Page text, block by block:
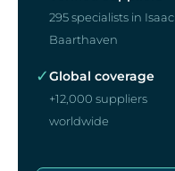
295 specialists in Isaac
Baarthaven
✓Global coverage
+12,000 suppliers
worldwide